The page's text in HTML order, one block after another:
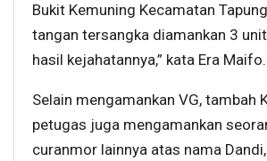
Bukit Kemuning Kecamatan
tangan tersangka diamankan 3
hasil kejahatannya,” kata Era Maifo.
Selain mengamankan VG, tambah
petugas juga mengamankan
curanmor lainnya atas nama